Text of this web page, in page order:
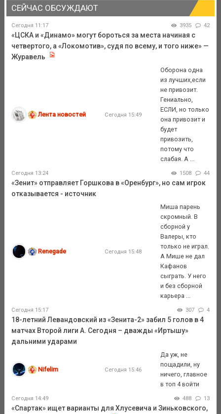
СЕЙЧАС ОБСУЖДАЮТ
Сегодня 11:17 3935 42
«ЦСКА и «Динамо» могут бороться за места начиная с
четвертого, а «Локомотив», судя по всему, и того ниже» —
Журавель
Лента новостей Сегодня 15:49
Оборона одна
из лучших,если
не привозит.
Гениально,
ЕСЛИ, но только
она привозит и
будет
привозить,
потому что
слабая. А ...
Сегодня 13:24 1508 44
«Зенит» отправляет Горшкова в «Оренбург», но сам игрок
отказывается - источник
Renegade Сегодня 15:48
Миша парень
скромный. В
сборной у
Валеры, кто
только не играл.
А Мише не дал
Кафанов
сыграть. У него
и без сборной
карьера ...
Сегодня 15:17 307 4
18-летний Левандовский из «Зенита-2» забил 5 голов в 4
матчах Второй лиги А. Сегодня – дважды «Иртышу»
дальними ударами
Nifelim Сегодня 15:46
Да уж, не
пощадили, ну
ничего, главное
в топ 4 войти
Сегодня 14:49 488 13
«Спартак» ищет варианты для Хлусевича и Зиньковского,